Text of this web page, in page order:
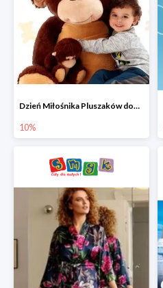
Dzień Miłośnika Pluszaków dodatkowy rabat -10%
10%